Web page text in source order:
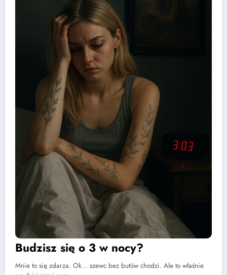
Budzisz się o 3 w nocy?
Mnie to się zdarza. Ok... szewc bez butów chodzi. Ale to właśnie